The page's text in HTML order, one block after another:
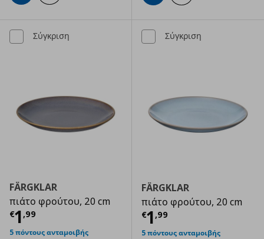
Σύγκριση
FÄRGKLAR
πιάτο φρούτου, 20 cm
€1 ,99
Τρέχουσα τιμή € 1,99
5 πόντους ανταμοιβής
Σύγκριση
FÄRGKLAR
πιάτο φρούτου, 20 cm
€1 ,99
Τρέχουσα
5 πόντους ανταμοιβής